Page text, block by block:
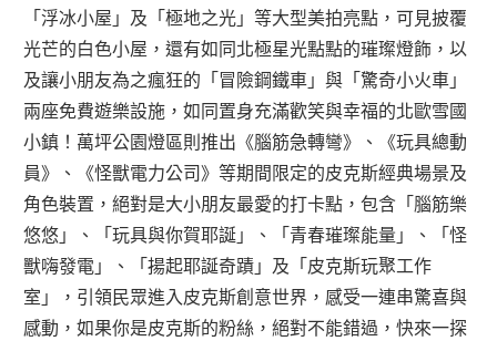
「浮冰小屋」及「極地之光」等大型美拍亮點，可見披覆
光芒的白色小屋，還有如同北極星光點點的璀璨燈飾，以
及讓小朋友為之瘋狂的「冒險鋼鐵車」與「驚奇小火車」
兩座免費遊樂設施，如同置身充滿歡笑與幸福的北歐雪國
小鎮！萬坪公園燈區則推出《腦筋急轉彎》、《玩具總動
員》、《怪獸電力公司》等期間限定的皮克斯經典場景及
角色裝置，絕對是大小朋友最愛的打卡點，包含「腦筋樂
悠悠」、「玩具與你賀耶誕」、「青春璀璨能量」、「怪
獸嗨發電」、「揚起耶誕奇蹟」及「皮克斯玩聚工作
室」，引領民眾進入皮克斯創意世界，感受一連串驚喜與
感動，如果你是皮克斯的粉絲，絕對不能錯過，快來一探